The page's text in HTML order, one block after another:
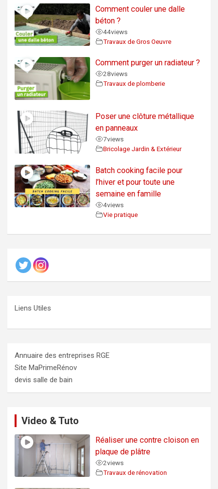
Comment couler une dalle
béton ?
44views
Travaux de Gros Oeuvre
Comment purger un radiateur ?
28views
Travaux de plomberie
Poser une clôture métallique
en panneaux
7views
Bricolage Jardin & Extérieur
Batch cooking facile pour
l’hiver et pour toute une
semaine en famille
4views
Vie pratique
Liens Utiles
Annuaire des entreprises RGE
Site MaPrimeRénov
devis salle de bain
Video & Tuto
Réaliser une contre cloison en
plaque de plâtre
2views
Travaux de rénovation